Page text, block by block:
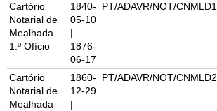
Cartório
Notarial de
Mealhada –
1.º Ofício
1840-
05-10
|
1876-
06-17
PT/ADAVR/NOT/CNMLD1
Cartório
Notarial de
Mealhada –
1860-
12-29
|
PT/ADAVR/NOT/CNMLD2